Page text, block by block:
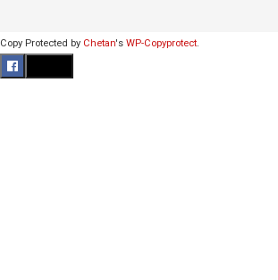
Copy Protected by Chetan's WP-Copyprotect.